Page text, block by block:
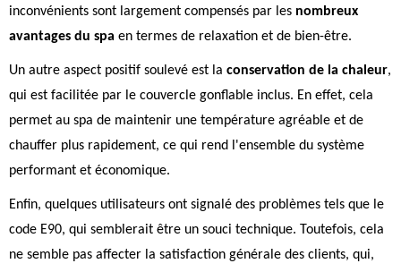
inconvénients sont largement compensés par les nombreux
avantages du spa en termes de relaxation et de bien-être.
Un autre aspect positif soulevé est la conservation de la chaleur,
qui est facilitée par le couvercle gonflable inclus. En effet, cela
permet au spa de maintenir une température agréable et de
chauffer plus rapidement, ce qui rend l'ensemble du système
performant et économique.
Enfin, quelques utilisateurs ont signalé des problèmes tels que le
code E90, qui semblerait être un souci technique. Toutefois, cela
ne semble pas affecter la satisfaction générale des clients, qui,